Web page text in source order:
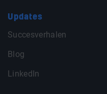
Updates
Succesverhalen
Blog
LinkedIn